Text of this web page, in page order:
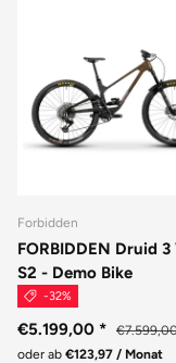
Forbidden
FORBIDDEN Druid
S2 - Demo Bike
-32%
€5.199,00 *
oder ab €123,97 / Monat